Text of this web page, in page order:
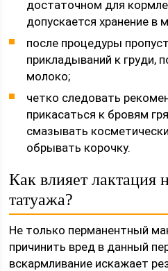
достаточном для
допускается хранение в
после процедуры
прикладываний к груди,
молоко;
четко следовать
прикасаться к бровям
смазывать
обрывать корочку.
Как влияет лактация
татуажа?
Не только перманентный
причинить вред в данный
вскармливание искажает